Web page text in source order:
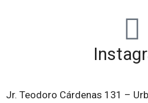
Jr. Teodoro Cárdenas 131 –